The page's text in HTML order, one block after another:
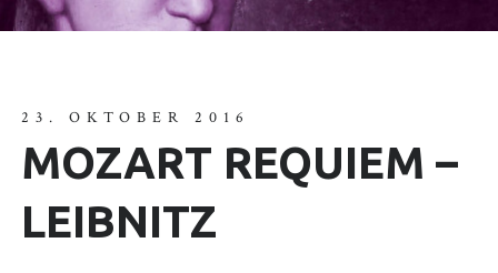
23. OKTOBER 2016
MOZART REQUIEM –
LEIBNITZ